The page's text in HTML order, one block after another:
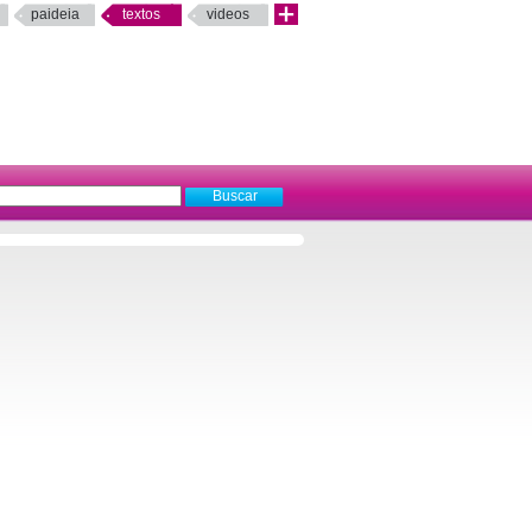
paideia textos videos